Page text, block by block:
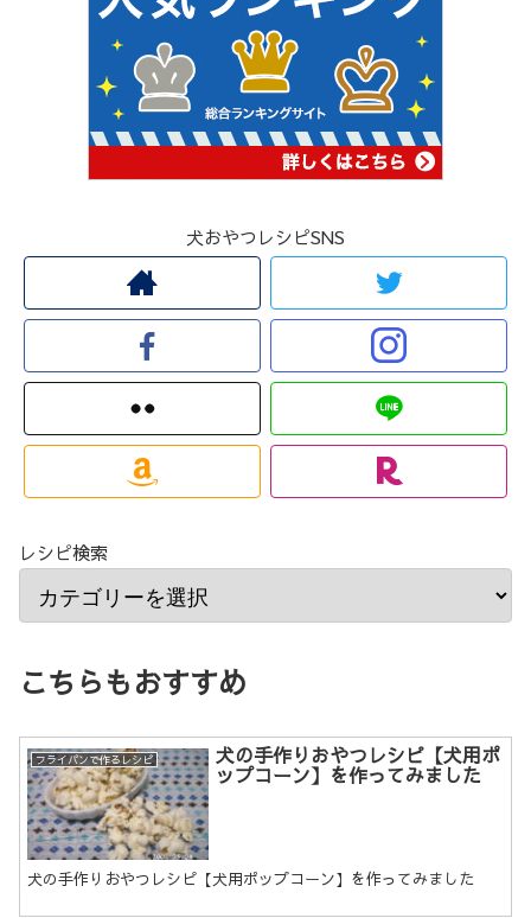
犬おやつレシピSNS
レシピ検索
こちらもおすすめ
フライパンで作るレシピ 犬の手作りおやつレシピ【犬用ポ
ップコーン】を作ってみました
犬の手作りおやつレシピ【犬用ポップコーン】を作ってみました